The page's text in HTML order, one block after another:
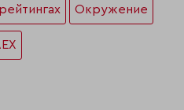
Окружение